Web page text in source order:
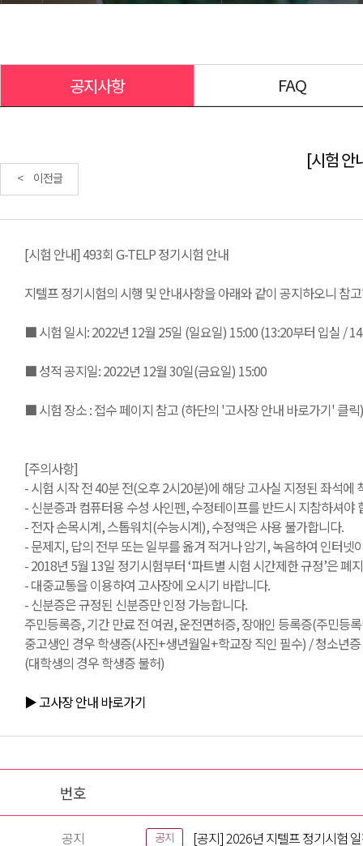
공지사항 FAQ
[시험 안
< 이전글
[시험 안내] 493회 G-TELP 정기시험 안내
지텔프 정기시험의 시행 및 안내사항을 아래와 같이 공지하오니 참
■ 시험 일시: 2022년 12월 25일 (일요일) 15:00 (13:20부터 입실 /
■ 성적 공지일: 2022년 12월 30일(금요일) 15:00
■ 시험 장소 : 접수 페이지 참고 (하단의 '고사장 안내 바로가기' 클릭)
[주의사항]
- 시험 시작 전 40분 전(오후 2시20분)에 해당 고사실 지정된 좌석에
- 신분증과 컴퓨터용 수성 사인펜, 수정테이프를 반드시 지참하셔
- 전자 손목시계, 스톱워치(수능시계), 수정액은 사용 불가합니다.
- 문제지, 답의 전부 또는 일부를 옮겨 적거나 암기, 녹음하여 인터
- 2018년 5월 13일 정기시험부터 ‘파트별 시험 시간제한 규정’은 폐
- 대중교통을 이용하여 고사장에 오시기 바랍니다.
- 신분증은 규정된 신분증만 인정 가능합니다.
주민등록증, 기간 만료 전 여권, 운전면허증, 장애인 등록증(주민등
중고생인 경우 학생증(사진+생년월일+학교장 직인 필수) / 청소년
(대학생의 경우 학생증 불허)
▶ 고사장 안내 바로가기
번호
공지 공지 [공지] 2026년 지텔프 정기시험